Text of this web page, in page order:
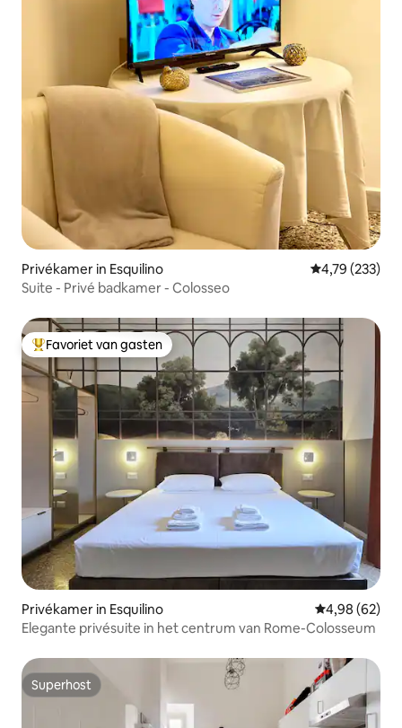
Privékamer in Esquilino Gemiddelde
4,79 (233)
Suite - Privé badkamer - Colosseo
Topfavoriet van gasten
Favoriet van gasten
Privékamer in Esquilino Gemiddelde
4,98 (62)
Elegante privésuite in het centrum van Rome-Colosseum
Superhost
Superhost